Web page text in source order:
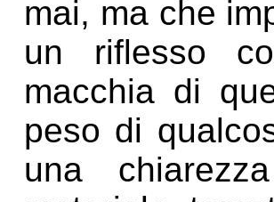
mai, ma che
un riflesso
macchia di
peso di
una